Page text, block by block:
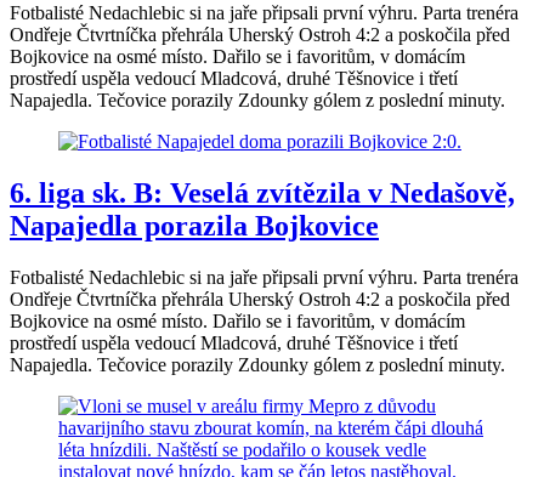
Fotbalisté Nedachlebic si na jaře připsali první výhru. Parta trenéra
Ondřeje Čtvrtníčka přehrála Uherský Ostroh 4:2 a poskočila před
Bojkovice na osmé místo. Dařilo se i favoritům, v domácím
prostředí uspěla vedoucí Mladcová, druhé Těšnovice i třetí
Napajedla. Tečovice porazily Zdounky gólem z poslední minuty.
6. liga sk. B: Veselá zvítězila v Nedašově,
Napajedla porazila Bojkovice
Fotbalisté Nedachlebic si na jaře připsali první výhru. Parta trenéra
Ondřeje Čtvrtníčka přehrála Uherský Ostroh 4:2 a poskočila před
Bojkovice na osmé místo. Dařilo se i favoritům, v domácím
prostředí uspěla vedoucí Mladcová, druhé Těšnovice i třetí
Napajedla. Tečovice porazily Zdounky gólem z poslední minuty.